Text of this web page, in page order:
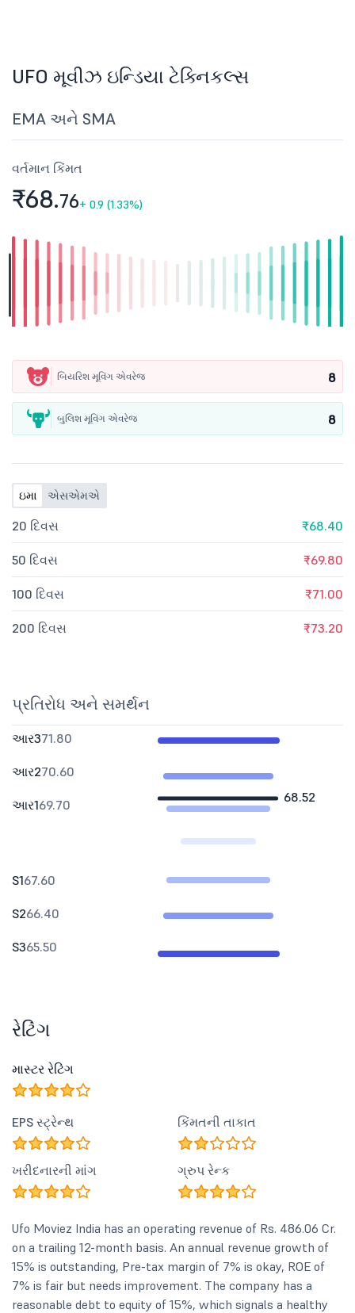
UFO મૂવીઝ ઇન્ડિયા ટેક્નિકલ્સ
EMA અને SMA
વર્તમાન કિંમત
₹68.76+ 0.9 (1.33%)
બિયરિશ મૂવિંગ એવરેજ 8
બુલિશ મૂવિંગ એવરેજ 8
ઇમા એસએમએ
20 દિવસ ₹68.40
50 દિવસ ₹69.80
100 દિવસ ₹71.00
200 દિવસ ₹73.20
પ્રતિરોધ અને સમર્થન
68.52
આર371.80
આર270.60
આર169.70
S167.60
S266.40
S365.50
રેટિંગ
માસ્ટર રેટિંગ
EPS સ્ટ્રેન્થ કિંમતની તાકાત
ખરીદનારની માંગ ગ્રુપ રેન્ક
Ufo Moviez India has an operating revenue of Rs. 486.06 Cr.
on a trailing 12-month basis. An annual revenue growth of
15% is outstanding, Pre-tax margin of 7% is okay, ROE of
7% is fair but needs improvement. The company has a
reasonable debt to equity of 15%, which signals a healthy